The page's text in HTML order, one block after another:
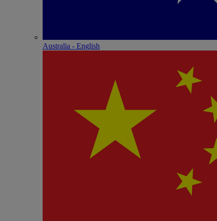
Australia - English